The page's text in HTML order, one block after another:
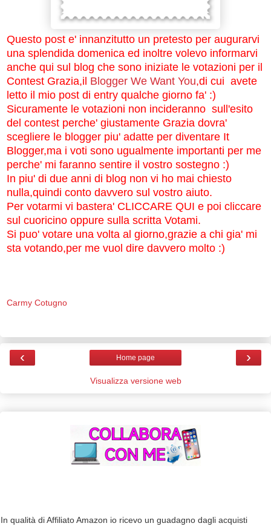
Questo post e' innanzitutto un pretesto per augurarvi
una splendida domenica ed inoltre volevo informarvi
anche qui sul blog che sono iniziate le votazioni per il
Contest Grazia,il Blogger We Want You,di cui avete
letto il mio post di entry qualche giorno fa' :)
Sicuramente le votazioni non incideranno sull'esito
del contest perche' giustamente Grazia dovra'
scegliere le blogger piu' adatte per diventare It
Blogger,ma i voti sono ugualmente importanti per me
perche' mi faranno sentire il vostro sostegno :)
In piu' di due anni di blog non vi ho mai chiesto
nulla,quindi conto davvero sul vostro aiuto.
Per votarmi vi bastera' CLICCARE QUI e poi cliccare
sul cuoricino oppure sulla scritta Votami.
Si puo' votare una volta al giorno,grazie a chi gia' mi
sta votando,per me vuol dire davvero molto :)
Carmy Cotugno
‹ ›
Home page
Visualizza versione web
In qualità di Affiliato Amazon io ricevo un guadagno dagli acquisti